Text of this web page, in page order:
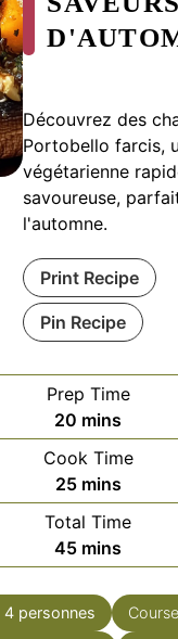
Découvrez des
Portobello farcis,
végétarienne
savoureuse,
l'automne.
Print Recipe
Pin Recipe
Prep Time
20 minutes
mins
Cook Time
25minutes
mins
Total Time
45minutes
mins
4 personnes